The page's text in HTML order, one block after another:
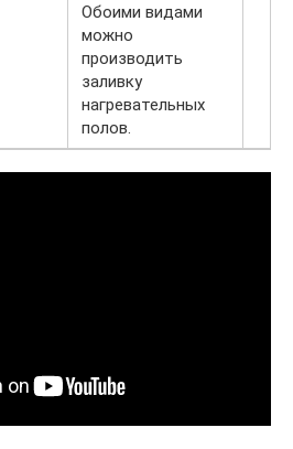
Обоими видами
можно
производить
заливку
нагревательных
полов.